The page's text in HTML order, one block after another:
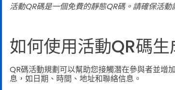
活動QR碼是一個免費的靜態QR碼。請確保活
如何使用活動QR碼生
QR碼活動規劃可以幫助您接觸潛在參與者並增
息，如日期、時間、地址和聯絡信息。